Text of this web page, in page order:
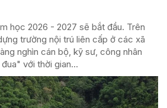
học 2026 - 2027 sẽ bắt đầu. Trên
trường nội trú liên cấp ở các xã
nghìn cán bộ, kỹ sư, công nhân
với thời gian...